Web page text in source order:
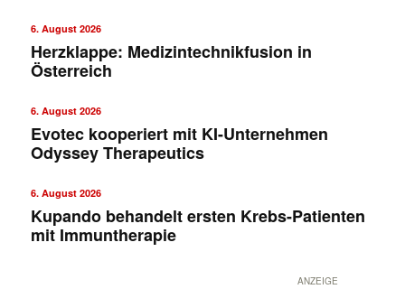
6. August 2026
Herzklappe: Medizintechnikfusion in
Österreich
6. August 2026
Evotec kooperiert mit KI-Unternehmen
Odyssey Therapeutics
6. August 2026
Kupando behandelt ersten Krebs-Patienten
mit Immuntherapie
ANZEIGE